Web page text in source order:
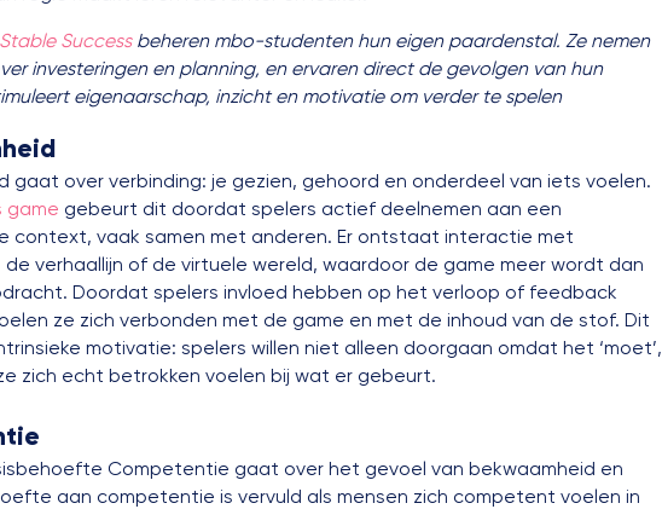
Successbeheren mbo-studenten hun eigen paardenstal. Ze nemen
investeringen en planning, en ervaren direct de gevolgen van hun
eigenaarschap, inzicht en motivatie om verder te spelen
gaat over verbinding: je gezien, gehoord en onderdeel van iets voelen.
game gebeurt dit doordat spelers actief deelnemen aan een
context, vaak samen met anderen. Er ontstaat interactie met
de verhaallijn of de virtuele wereld, waardoor de game meer wordt dan
Doordat spelers invloed hebben op het verloop of feedback
ze zich verbonden met de game en met de inhoud van de stof. Dit
motivatie: spelers willen niet alleen doorgaan omdat het ‘moet’,
zich echt betrokken voelen bij wat er gebeurt.
Competentie gaat over het gevoel van bekwaamheid en
aan competentie is vervuld als mensen zich competent voelen in